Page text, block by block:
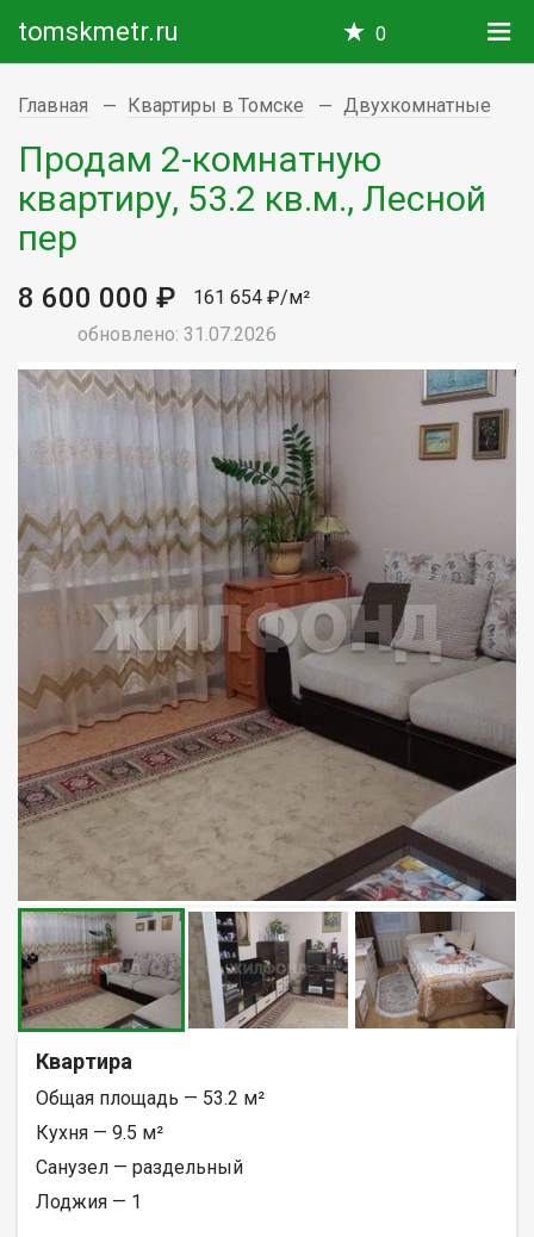
tomskmetr.ru 0
Главная Квартиры в Томске Двухкомнатные
Продам 2-комнатную
квартиру, 53.2 кв.м., Лесной
пер
8 600 000 ₽
161 654 ₽/м²
обновлено: 31.07.2026
Квартира
Общая площадь — 53.2 м²
Кухня — 9.5 м²
Санузел — раздельный
Лоджия — 1